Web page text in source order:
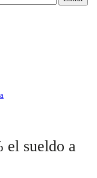
el sueldo a